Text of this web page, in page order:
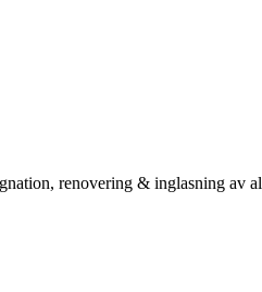
renovering & inglasning av